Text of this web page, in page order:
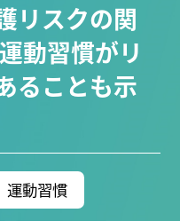
トランスフォーマティ
研究科 (67)
宇宙地球
ステム研究所 (61)
機械学習 (31)
高等
(20)
シロイヌナズ
リスクの関
動習慣がリ
ることも示
運動習慣